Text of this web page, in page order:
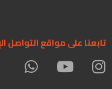
تابعنا على مواقع التواصل